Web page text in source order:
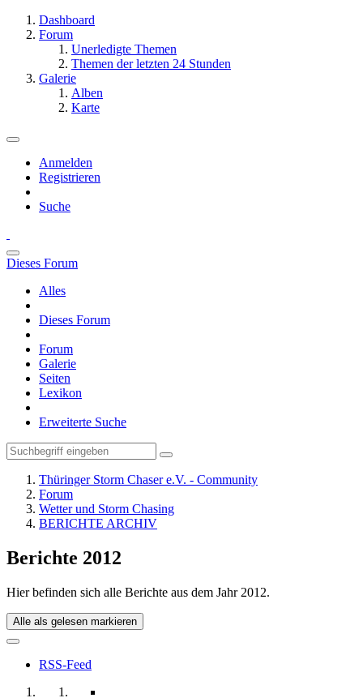
Dashboard
Forum
Unerledigte Themen
Themen der letzten 24 Stunden
Galerie
Alben
Karte
Anmelden
Registrieren
Suche
Dieses Forum
Alles
Dieses Forum
Forum
Galerie
Seiten
Lexikon
Erweiterte Suche
Thüringer Storm Chaser e.V. - Community
Forum
Wetter und Storm Chasing
BERICHTE ARCHIV
Berichte 2012
Hier befinden sich alle Berichte aus dem Jahr 2012.
Alle als gelesen markieren
RSS-Feed